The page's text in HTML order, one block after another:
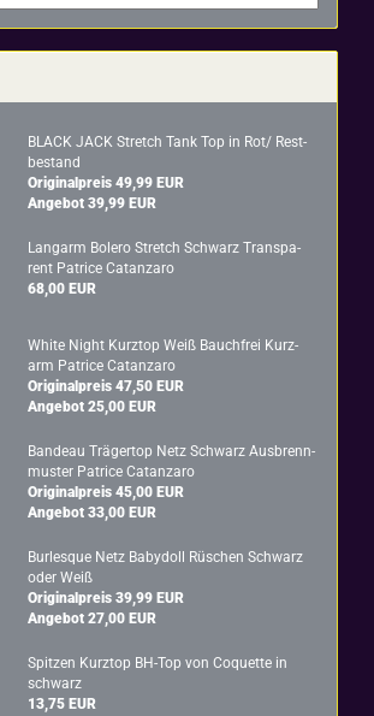
BLACK JACK Stretch Tank Top in Rot/ Rest­
be­stand
Originalpreis 49,99 EUR
Angebot 39,99 EUR
Lang­arm Bo­le­ro Stretch Schwarz Trans­pa­
rent Pa­tri­ce Ca­t­an­za­ro
68,00 EUR
White Night Kurz­top Weiß Bauch­frei Kurz­
arm Pa­tri­ce Ca­t­an­za­ro
Originalpreis 47,50 EUR
Angebot 25,00 EUR
Ban­deau Trä­ger­top Netz Schwarz Aus­brenn­
mus­ter Pa­tri­ce Ca­t­an­za­ro
Originalpreis 45,00 EUR
Angebot 33,00 EUR
Bur­les­que Netz Ba­by­doll Rü­schen Schwarz
oder Weiß
Originalpreis 39,99 EUR
Angebot 27,00 EUR
Spit­zen Kurz­top BH-​Top von Co­quet­te in
schwarz
13,75 EUR